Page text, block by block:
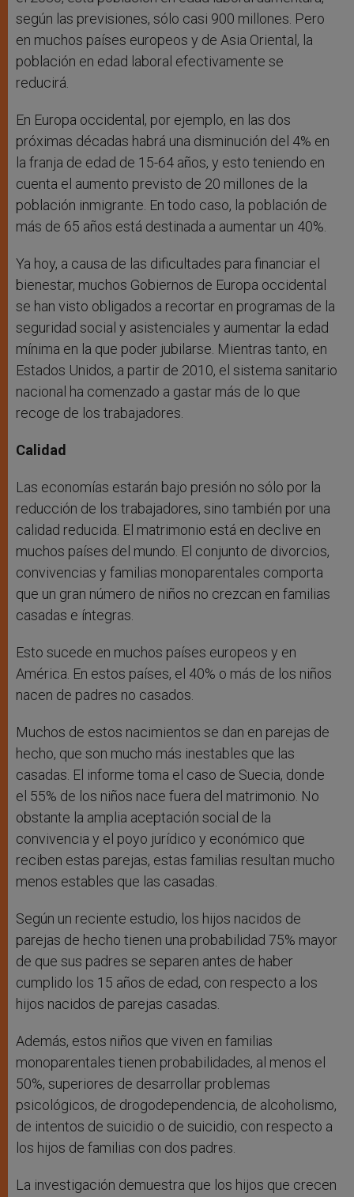
según las previsiones, sólo casi 900 millones. Pero
en muchos países europeos y de Asia Oriental, la
población en edad laboral efectivamente se
reducirá.
En Europa occidental, por ejemplo, en las dos
próximas décadas habrá una disminución del 4% en
la franja de edad de 15-64 años, y esto teniendo en
cuenta el aumento previsto de 20 millones de la
población inmigrante. En todo caso, la población de
más de 65 años está destinada a aumentar un 40%.
Ya hoy, a causa de las dificultades para financiar el
bienestar, muchos Gobiernos de Europa occidental
se han visto obligados a recortar en programas de la
seguridad social y asistenciales y aumentar la edad
mínima en la que poder jubilarse. Mientras tanto, en
Estados Unidos, a partir de 2010, el sistema sanitario
nacional ha comenzado a gastar más de lo que
recoge de los trabajadores.
Calidad
Las economías estarán bajo presión no sólo por la
reducción de los trabajadores, sino también por una
calidad reducida. El matrimonio está en declive en
muchos países del mundo. El conjunto de divorcios,
convivencias y familias monoparentales comporta
que un gran número de niños no crezcan en familias
casadas e íntegras.
Esto sucede en muchos países europeos y en
América. En estos países, el 40% o más de los niños
nacen de padres no casados.
Muchos de estos nacimientos se dan en parejas de
hecho, que son mucho más inestables que las
casadas. El informe toma el caso de Suecia, donde
el 55% de los niños nace fuera del matrimonio. No
obstante la amplia aceptación social de la
convivencia y el poyo jurídico y económico que
reciben estas parejas, estas familias resultan mucho
menos estables que las casadas.
Según un reciente estudio, los hijos nacidos de
parejas de hecho tienen una probabilidad 75% mayor
de que sus padres se separen antes de haber
cumplido los 15 años de edad, con respecto a los
hijos nacidos de parejas casadas.
Además, estos niños que viven en familias
monoparentales tienen probabilidades, al menos el
50%, superiores de desarrollar problemas
psicológicos, de drogodependencia, de alcoholismo,
de intentos de suicidio o de suicidio, con respecto a
los hijos de familias con dos padres.
La investigación demuestra que los hijos que crecen